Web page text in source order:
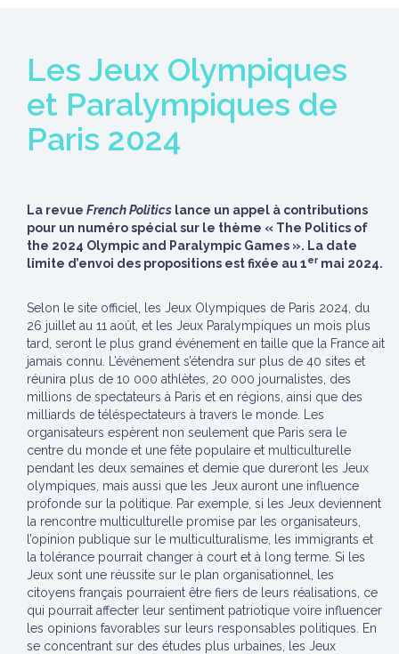
Les Jeux Olympiques
et Paralympiques de
Paris 2024
La revue French Politics lance un appel à contributions
pour un numéro spécial sur le thème « The Politics of
the 2024 Olympic and Paralympic Games ». La date
limite d’envoi des propositions est fixée au 1er mai 2024.
Selon le site officiel, les Jeux Olympiques de Paris 2024, du
26 juillet au 11 août, et les Jeux Paralympiques un mois plus
tard, seront le plus grand événement en taille que la France ait
jamais connu. L’événement s’étendra sur plus de 40 sites et
réunira plus de 10 000 athlètes, 20 000 journalistes, des
millions de spectateurs à Paris et en régions, ainsi que des
milliards de téléspectateurs à travers le monde. Les
organisateurs espèrent non seulement que Paris sera le
centre du monde et une fête populaire et multiculturelle
pendant les deux semaines et demie que dureront les Jeux
olympiques, mais aussi que les Jeux auront une influence
profonde sur la politique. Par exemple, si les Jeux deviennent
la rencontre multiculturelle promise par les organisateurs,
l’opinion publique sur le multiculturalisme, les immigrants et
la tolérance pourrait changer à court et à long terme. Si les
Jeux sont une réussite sur le plan organisationnel, les
citoyens français pourraient être fiers de leurs réalisations, ce
qui pourrait affecter leur sentiment patriotique voire influencer
les opinions favorables sur leurs responsables politiques. En
se concentrant sur des études plus urbaines, les Jeux